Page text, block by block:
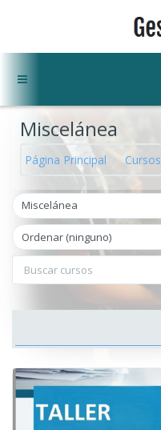
Miscelánea
Página Principal Cursos
Miscelánea
Ordenar (ninguno)